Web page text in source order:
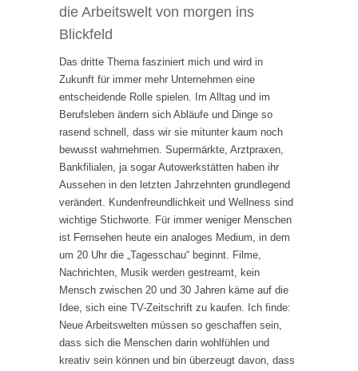
die Arbeitswelt von morgen ins
Blickfeld
Das dritte Thema fasziniert mich und wird in
Zukunft für immer mehr Unternehmen eine
entscheidende Rolle spielen. Im Alltag und im
Berufsleben ändern sich Abläufe und Dinge so
rasend schnell, dass wir sie mitunter kaum noch
bewusst wahrnehmen. Supermärkte, Arztpraxen,
Bankfilialen, ja sogar Autowerkstätten haben ihr
Aussehen in den letzten Jahrzehnten grundlegend
verändert. Kundenfreundlichkeit und Wellness sind
wichtige Stichworte. Für immer weniger Menschen
ist Fernsehen heute ein analoges Medium, in dem
um 20 Uhr die „Tagesschau“ beginnt. Filme,
Nachrichten, Musik werden gestreamt, kein
Mensch zwischen 20 und 30 Jahren käme auf die
Idee, sich eine TV-Zeitschrift zu kaufen. Ich finde:
Neue Arbeitswelten müssen so geschaffen sein,
dass sich die Menschen darin wohlfühlen und
kreativ sein können und bin überzeugt davon, dass